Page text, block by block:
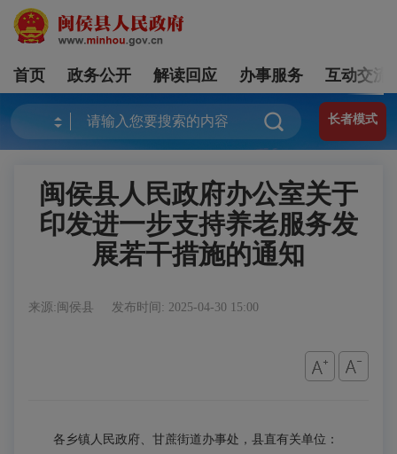
首页 政务公开 解读回应 办事服务 互动交流
长者模式
闽侯县人民政府办公室关于
印发进一步支持养老服务发
展若干措施的通知
来源:闽侯县 发布时间: 2025-04-30 15:00
各乡镇人民政府、甘蔗街道办事处，县直有关单位：